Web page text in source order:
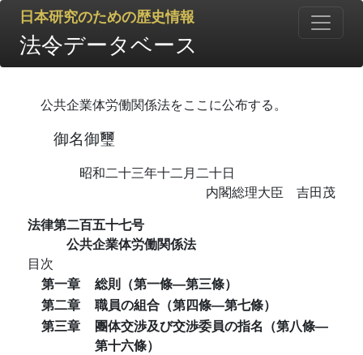
日本研究のための歴史情報
法令データベース
公共企業体労働関係法をここに公布する。
御名御璽
昭和二十三年十二月二十日
内閣総理大臣 吉田茂
法律第二百五十七号
公共企業体労働関係法
目次
第一章
総則（第一條―第三條）
第二章
職員の組合（第四條―第七條）
第三章
團体交渉及び交渉委員の指名（第八條―
第十六條）